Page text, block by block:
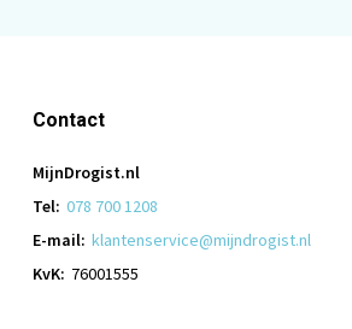
Contact
MijnDrogist.nl
Tel: 078 700 1208
E-mail: klantenservice@mijndrogist.nl
KvK: 76001555